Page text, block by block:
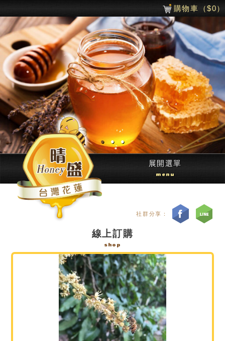
● ● ●
展開選單
menu
社群分享：
線上訂購
shop
購物車 （$0）